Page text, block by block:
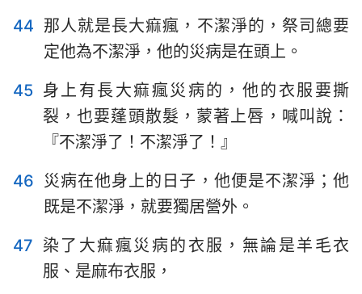
44 那人就是長大痲瘋，不潔淨的，祭司總要
定他為不潔淨，他的災病是在頭上。
45 身上有長大痲瘋災病的，他的衣服要撕
裂，也要蓬頭散髮，蒙著上唇，喊叫說：
『不潔淨了！不潔淨了！』
46
災病在他身上的日子，他便是不潔淨；他
既是不潔淨，就要獨居營外。
47 染了大痲瘋災病的衣服，無論是羊毛衣
服、是麻布衣服，